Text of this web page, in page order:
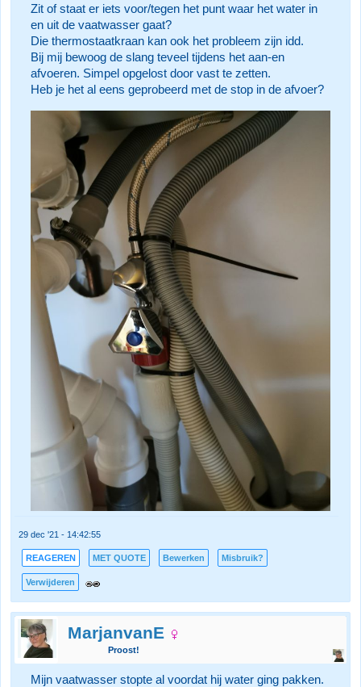
Zit of staat er iets voor/tegen het punt waar het water in
en uit de vaatwasser gaat?
Die thermostaatkraan kan ook het probleem zijn idd.
Bij mij bewoog de slang teveel tijdens het aan-en
afvoeren. Simpel opgelost door vast te zetten.
Heb je het al eens geprobeerd met de stop in de afvoer?
29 dec '21 - 14:42:55
REAGEREN MET QUOTE Bewerken Misbruik?
Verwijderen
MarjanvanE
Proost!
Mijn vaatwasser stopte al voordat hij water ging pakken.